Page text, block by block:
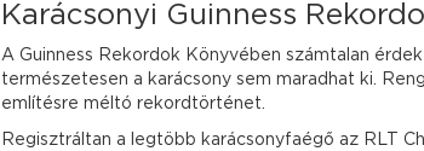
Karácsonyi Guinness
A Guinness Rekordok Könyvében számtalan
természetesen a karácsony sem maradhat ki.
említésre méltó rekordtörténet.
Regisztráltan a legtöbb karácsonyfaégő az RLT